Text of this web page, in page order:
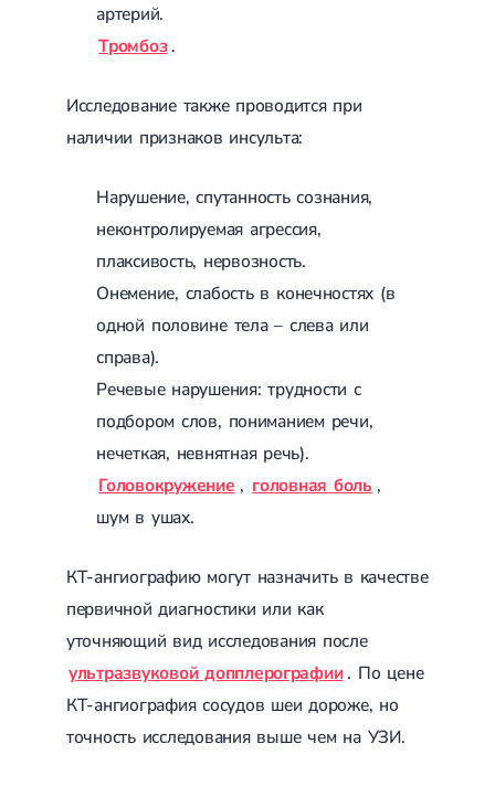
Синусовая аритмия
Стенокардия
Вазоспастическая стенокардия
Кардиология при ведении беременности
Гипертония
Симптоматическая артериальная гипертензия
Желчнокаменная болезнь (ЖКБ)
Лечение желчнокаменной болезни
Панкреатит
Реактивный панкреатит
Хронический панкреатит
Холецистит
Калькулезный холецистит
Острый холецистит
Бескаменный холецистит
Острые респираторные заболевания
Бронхит
Обструктивный бронхит
Хронический бронхит
Острый бронхит
Бронхит у взрослых
ОРВИ у взрослых
Грипп
Аденовирусная инфекция
артерий.
Тромбоз .
Исследование также проводится при
наличии признаков инсульта:
Нарушение, спутанность сознания,
неконтролируемая агрессия,
плаксивость, нервозность.
Онемение, слабость в конечностях (в
одной половине тела – слева или
справа).
Речевые нарушения: трудности с
подбором слов, пониманием речи,
нечеткая, невнятная речь).
Головокружение , головная боль ,
шум в ушах.
КТ-ангиографию могут назначить в качестве
первичной диагностики или как
уточняющий вид исследования после
ультразвуковой допплерографии . По цене
КТ-ангиография сосудов шеи дороже, но
точность исследования выше чем на УЗИ.